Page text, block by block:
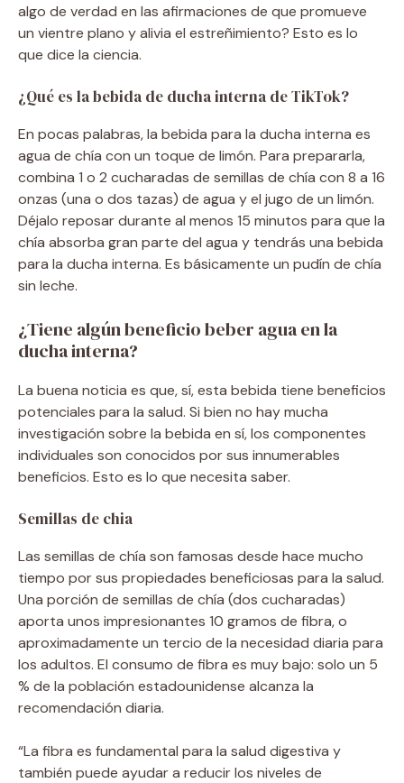
algo de verdad en las afirmaciones de que promueve
un vientre plano y alivia el estreñimiento? Esto es lo
que dice la ciencia.
¿Qué es la bebida de ducha interna de TikTok?
En pocas palabras, la bebida para la ducha interna es
agua de chía con un toque de limón. Para prepararla,
combina 1 o 2 cucharadas de semillas de chía con 8 a 16
onzas (una o dos tazas) de agua y el jugo de un limón.
Déjalo reposar durante al menos 15 minutos para que la
chía absorba gran parte del agua y tendrás una bebida
para la ducha interna. Es básicamente un pudín de chía
sin leche.
¿Tiene algún beneficio beber agua en la
ducha interna?
La buena noticia es que, sí, esta bebida tiene beneficios
potenciales para la salud. Si bien no hay mucha
investigación sobre la bebida en sí, los componentes
individuales son conocidos por sus innumerables
beneficios. Esto es lo que necesita saber.
Semillas de chia
Las semillas de chía son famosas desde hace mucho
tiempo por sus propiedades beneficiosas para la salud.
Una porción de semillas de chía (dos cucharadas)
aporta unos impresionantes 10 gramos de fibra, o
aproximadamente un tercio de la necesidad diaria para
los adultos. El consumo de fibra es muy bajo: solo un 5
% de la población estadounidense alcanza la
recomendación diaria.
“La fibra es fundamental para la salud digestiva y
también puede ayudar a reducir los niveles de